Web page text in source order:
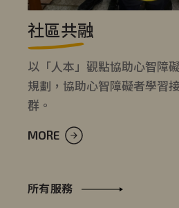
社區共融
以「人本」觀點協助心智障
規劃，協助心智障礙者學習
群。
MORE
所有服務